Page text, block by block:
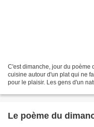
C'est dimanche, jour du poème
cuisine autour d'un plat qui ne
pour le plaisir. Les gens d'un
Le poème du